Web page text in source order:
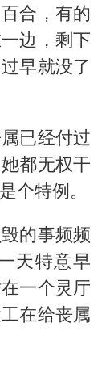
合，有的
边，剩下
早就没了
已经付过
都无权干
个特例。
的事频频
天特意早
一个灵厅
在给丧属